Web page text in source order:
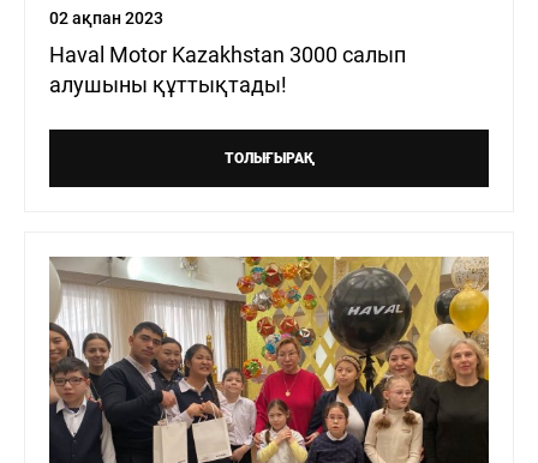
02 ақпан 2023
Haval Motor Kazakhstan 3000 салып
алушыны құттықтады!
ТОЛЫҒЫРАҚ